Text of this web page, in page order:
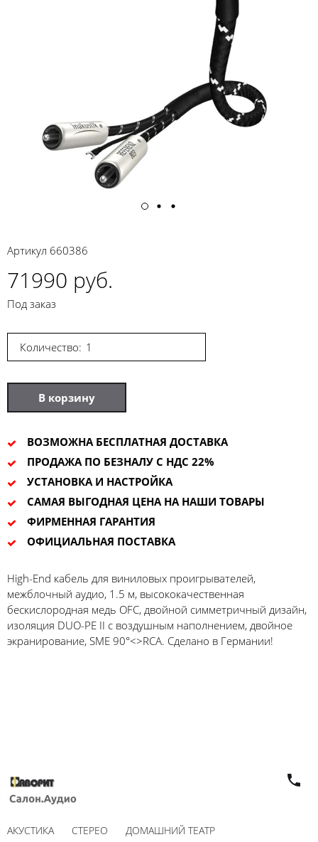
Артикул 660386
71990 руб.
Под заказ
Количество:
В корзину
ВОЗМОЖНА БЕСПЛАТНАЯ ДОСТАВКА
ПРОДАЖА ПО БЕЗНАЛУ С НДС 22%
УСТАНОВКА И НАСТРОЙКА
САМАЯ ВЫГОДНАЯ ЦЕНА НА НАШИ ТОВАРЫ
ФИРМЕННАЯ ГАРАНТИЯ
ОФИЦИАЛЬНАЯ ПОСТАВКА
High-End кабель для виниловых проигрывателей,
межблочный аудио, 1.5 м, высококачественная
бескислородная медь OFC, двойной симметричный дизайн,
изоляция DUO-PE II c воздушным наполнением, двойное
экранирование, SME 90°<>RCA. Сделано в Германии!
АКУСТИКА СТЕРЕО
ДОМАШНИЙ ТЕАТР